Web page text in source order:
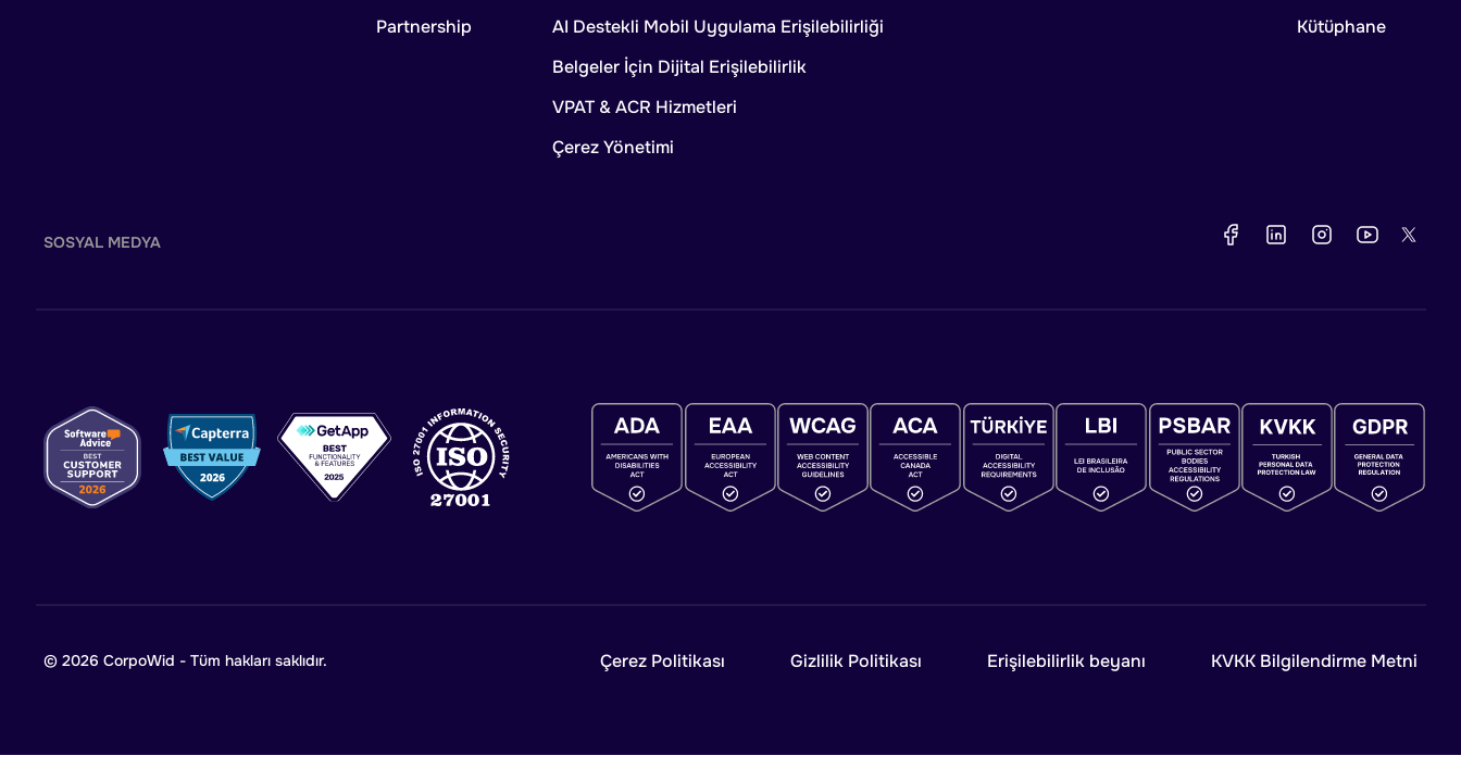
Partnership
AI Destekli Mobil Uygulama Erişilebilirliği
Belgeler İçin Dijital Erişilebilirlik
VPAT & ACR Hizmetleri
Çerez Yönetimi
Kütüphane
SOSYAL MEDYA
© 2026 CorpoWid - Tüm hakları saklıdır. Çerez Politikası Gizlilik Politikası Erişilebilirlik beyanı KVKK Bilgilendirme Metni